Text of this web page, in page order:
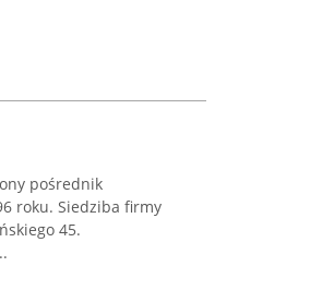
pośrednik
roku. Siedziba firmy
45.